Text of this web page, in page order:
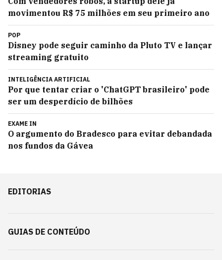
movimentou R$ 75 milhões em seu primeiro ano
POP
Disney pode seguir caminho da Pluto TV e lançar
streaming gratuito
INTELIGÊNCIA ARTIFICIAL
Por que tentar criar o 'ChatGPT brasileiro' pode
ser um desperdício de bilhões
EXAME IN
O argumento do Bradesco para evitar debandada
nos fundos da Gávea
EDITORIAS
GUIAS DE CONTEÚDO